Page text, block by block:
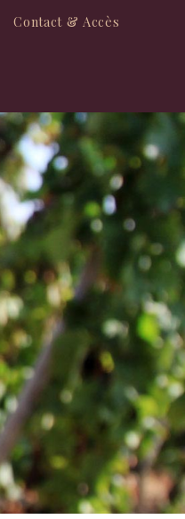
Contact & Accès